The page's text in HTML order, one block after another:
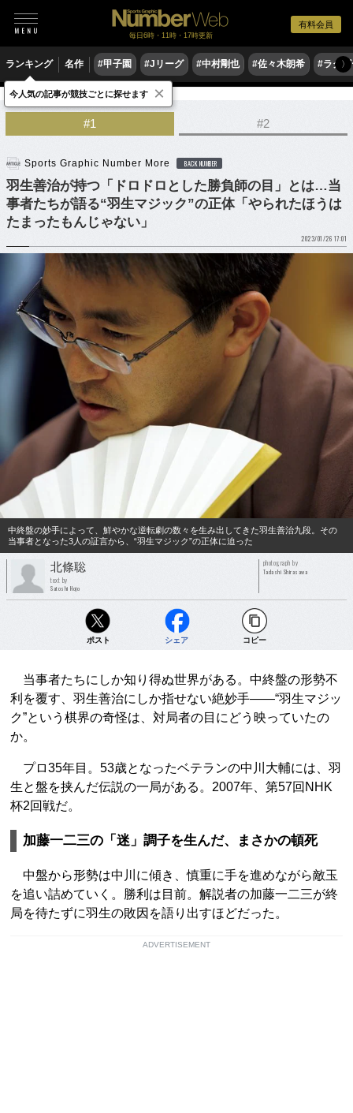
有料会員
毎日6時・11時・17時更新
ランキング 名作 #甲子園 #Jリーグ #中村剛也 #佐々木朗希 #ラグ〉
ゲーム 将棋
#1 #2
Sports Graphic Number More BACK NUMBER
羽生善治が持つ「ドロドロとした勝負師の目」とは…当
事者たちが語る“羽生マジック”の正体「やられたほうは
たまったもんじゃない」
2023/01/26 17:01
中終盤の妙手によって、鮮やかな逆転劇の数々を生み出してきた羽生善治九段。その
当事者となった3人の証言から、“羽生マジック”の正体に迫った
北條聡
text by
Satoshi Hojo
photograph by
Tadashi Shirasawa
ポスト シェア コピー
当事者たちにしか知り得ぬ世界がある。中終盤の形勢不
利を覆す、羽生善治にしか指せない絶妙手――“羽生マジッ
ク”という棋界の奇怪は、対局者の目にどう映っていたの
か。
プロ35年目。53歳となったベテランの中川大輔には、羽
生と盤を挟んだ伝説の一局がある。2007年、第57回NHK
杯2回戦だ。
加藤一二三の「迷」調子を生んだ、まさかの頓死
中盤から形勢は中川に傾き、慎重に手を進めながら敵玉
を追い詰めていく。勝利は目前。解説者の加藤一二三が終
局を待たずに羽生の敗因を語り出すほどだった。
ADVERTISEMENT
今人気の記事が競技ごとに探せます ×